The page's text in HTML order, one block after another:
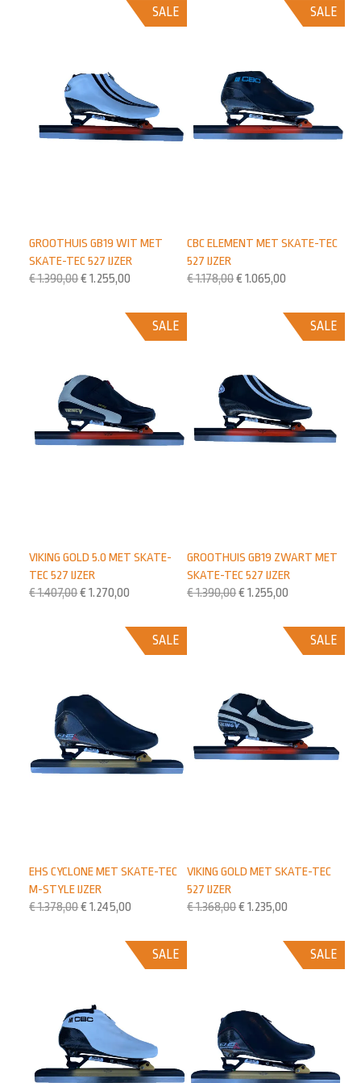
SALE
CBC ELEMENT MET SKATE-TEC
527 IJZER
€1.178,00€ 1.065,00
SALE
GROOTHUIS GB19 WIT MET
SKATE-TEC 527 IJZER
€1.390,00€ 1.255,00
SALE
GROOTHUIS GB19 ZWART MET
SKATE-TEC 527 IJZER
€1.390,00€ 1.255,00
SALE
VIKING GOLD 5.0 MET SKATE-
TEC 527 IJZER
€1.407,00€ 1.270,00
SALE
VIKING GOLD MET SKATE-TEC
527 IJZER
€1.368,00€ 1.235,00
SALE
EHS CYCLONE MET SKATE-TEC
M-STYLE IJZER
€1.378,00€ 1.245,00
SALE
SALE